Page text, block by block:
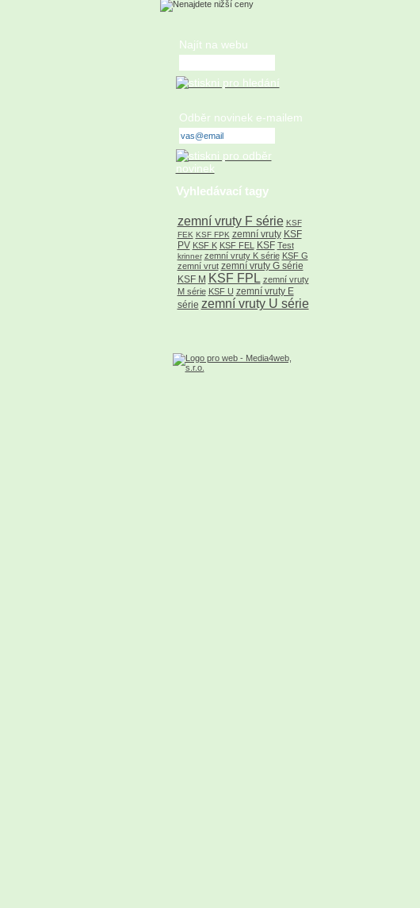
Najít na webu
Odběr novinek e-mailem
Vyhledávací tagy
zemní vruty F série KSF
FEK KSF FPK zemní vruty KSF
PV KSF K KSF FEL KSF Test
krinner zemní vruty K série KSF G
zemní vrut zemní vruty G série
KSF M KSF FPL zemní vruty
M série KSF U zemní vruty E
série zemní vruty U série